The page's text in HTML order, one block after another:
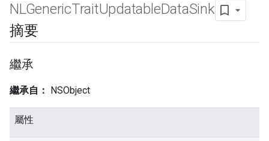
NLGenericTraitUpdatableDataSink
摘要
繼承
繼承自： NSObject
屬性